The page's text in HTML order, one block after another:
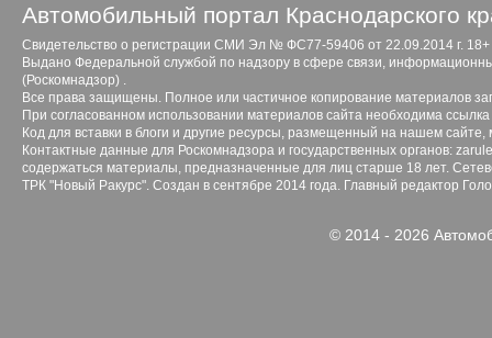
Автомобильный портал Краснодарского
Свидетельство о регистрации СМИ Эл № ФС77-59406 от 22.09.2014 г. 18+
Выдано Федеральной службой по надзору в сфере связи,
(Роскомнадзор) .
Все права защищены. Полное или частичное копирование материалов
При согласованном использовании материалов сайта необходима ссылка
Код для вставки в блоги и другие ресурсы, размещенный на нашем сайте,
Контактные данные для Роскомнадзора и государственных органов:
содержаться материалы, предназначенные для лиц старше 18 лет.
ТРК "Новый Ракурс". Создан в сентябре 2014 года. Главный редактор
© 2014 - 2026